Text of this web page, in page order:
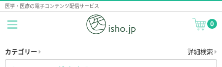
医学・医療の電子コンテンツ配信サービス
0
カテゴリー 詳細検索